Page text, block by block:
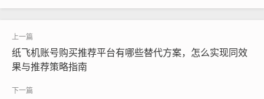
纸飞机账号购买推荐平台有哪些替代方案，怎么实现同效
果与推荐策略指南